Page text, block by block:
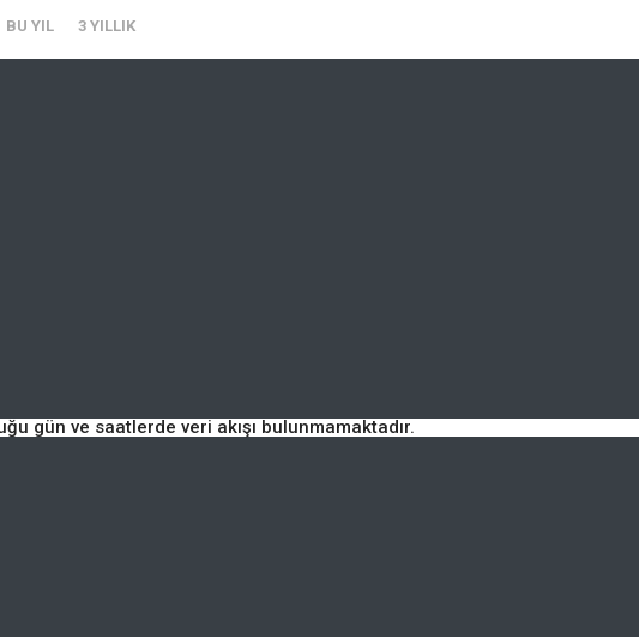
BU YIL 3 YILLIK
gün ve saatlerde veri akışı bulunmamaktadır.